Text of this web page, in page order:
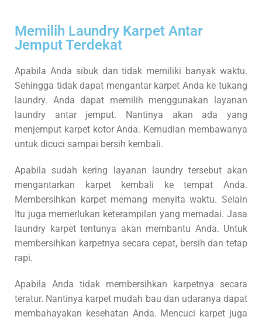
Memilih Laundry Karpet Antar
Jemput Terdekat
Apabila Anda sibuk dan tidak memiliki banyak waktu.
Sehingga tidak dapat mengantar karpet Anda ke tukang
laundry. Anda dapat memilih menggunakan layanan
laundry antar jemput. Nantinya akan ada yang
menjemput karpet kotor Anda. Kemudian membawanya
untuk dicuci sampai bersih kembali.
Apabila sudah kering layanan laundry tersebut akan
mengantarkan karpet kembali ke tempat Anda.
Membersihkan karpet memang menyita waktu. Selain
Itu juga memerlukan keterampilan yang memadai. Jasa
laundry karpet tentunya akan membantu Anda. Untuk
membersihkan karpetnya secara cepat, bersih dan tetap
rapi.
Apabila Anda tidak membersihkan karpetnya secara
teratur. Nantinya karpet mudah bau dan udaranya dapat
membahayakan kesehatan Anda. Mencuci karpet juga